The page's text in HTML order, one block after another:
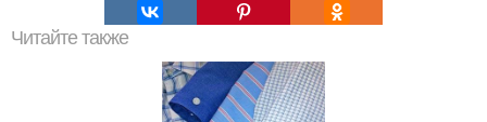
Читайте также